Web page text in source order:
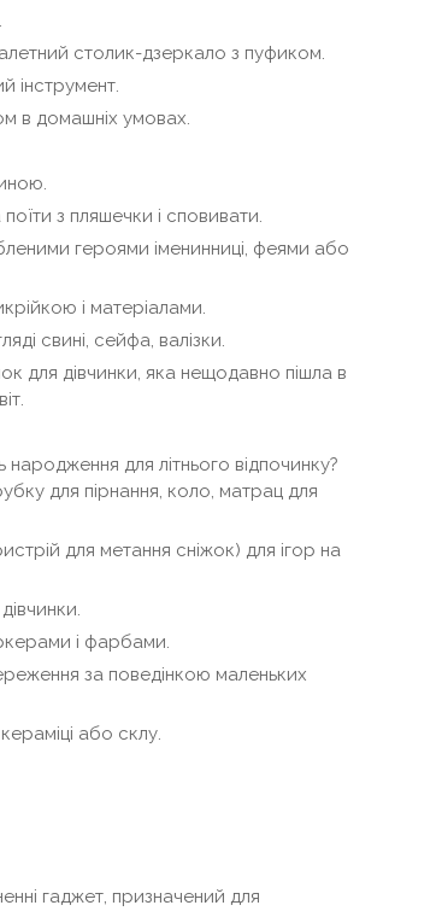
столик-дзеркало з пуфиком.
інструмент.
в домашніх умовах.
з пляшечки і сповивати.
героями іменинниці, феями або
і матеріалами.
свині, сейфа, валізки.
для дівчинки, яка нещодавно пішла в
для літнього відпочинку?
для пірнання, коло, матрац для
для метання сніжок) для ігор на
і фарбами.
за поведінкою маленьких
або склу.
гаджет, призначений для